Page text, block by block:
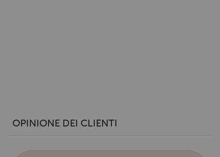
OPINIONE DEI CLIENTI